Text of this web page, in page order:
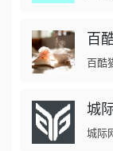
百
百酷
城
城际